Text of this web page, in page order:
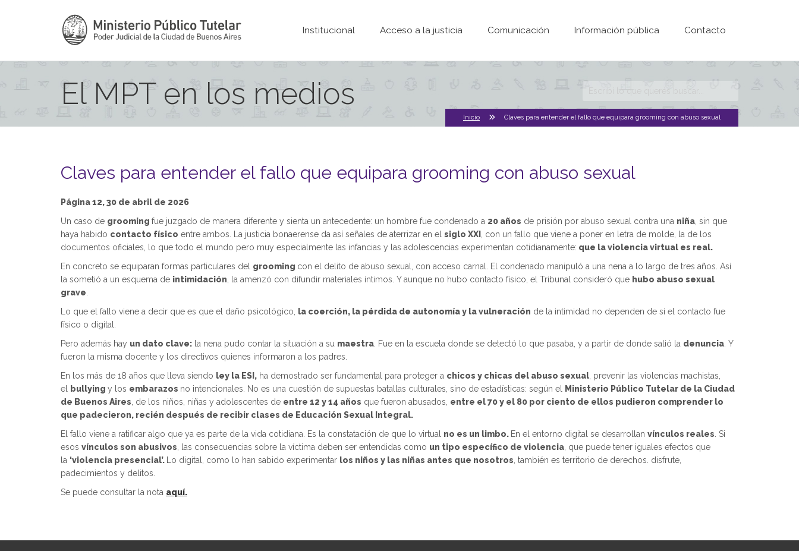
Institucional Acceso a la justicia Comunicación Información pública Contacto
El MPT en los medios
Formulario de
búsqueda
Inicio Claves para entender el fallo que equipara grooming con abuso sexual
Claves para entender el fallo que equipara grooming con abuso sexual
Página 12, 30 de abril de 2026
Un caso de grooming fue juzgado de manera diferente y sienta un antecedente: un hombre fue condenado a 20 años de prisión por abuso sexual contra una niña , sin que
haya habido contacto físico entre ambos. La justicia bonaerense da así señales de aterrizar en el siglo XXI
, con un fallo que viene a poner en letra de molde, la de los
documentos oficiales, lo que todo el mundo pero muy especialmente las infancias y las adolescencias experimentan cotidianamente: que la violencia virtual es real.
En concreto se equiparan formas particulares del grooming con el delito de abuso sexual, con acceso carnal. El condenado manipuló a una nena a lo largo de tres años. Así
la sometió a un esquema de intimidación , la amenzó con difundir materiales íntimos. Y aunque no hubo contacto físico, el Tribunal consideró que hubo abuso sexual
grave
Lo que el fallo viene a decir que es que el daño psicológico,
la coerción, la pérdida de autonomía y la vulneración de la intimidad no dependen de si el contacto fue
físico o digital.
Pero además hay un dato clave: la nena pudo contar la situación a su maestra . Fue en la escuela donde se detectó lo que pasaba, y a partir de donde salió la denuncia . Y
fueron la misma docente y los directivos quienes informaron a los padres.
En los más de 18 años que lleva siendo ley la ESI, ha demostrado ser fundamental para proteger a chicos y chicas del abuso sexual , prevenir las violencias machistas,
el
bullying y los embarazos no intencionales. No es una cuestión de supuestas batallas culturales, sino de estadísticas: según el
Ministerio Público Tutelar de la Ciudad
de Buenos Aires , de los niños, niñas y adolescentes de entre 12 y 14 años que fueron abusados, entre el 70 y el 80 por ciento de ellos pudieron comprender lo
que padecieron, recién después de recibir clases de Educación Sexual Integral.
El fallo viene a ratificar algo que ya es parte de la vida cotidiana. Es la constatación de que lo virtual no es un limbo. En el entorno digital se desarrollan vínculos reales . Si
esos vínculos son abusivos , las consecuencias sobre la víctima deben ser entendidas como un tipo específico de violencia , que puede tener iguales efectos que
la ‘violencia presencial’. Lo digital, como lo han sabido experimentar los niños y las niñas antes que nosotros , también es territorio de derechos. disfrute,
padecimientos y delitos.
Se puede consultar la nota aquí.